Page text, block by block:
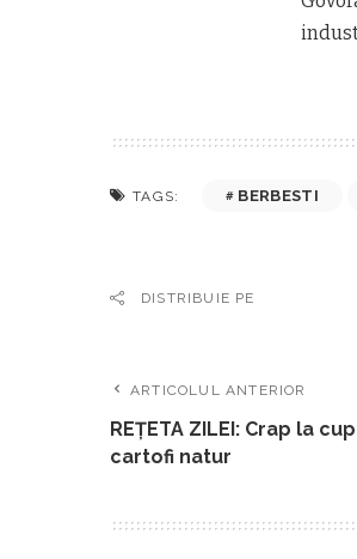
TAGS: BERBESTI
DISTRIBUIE PE
ARTICOLUL ANTERIOR
REŢETA ZILEI: Crap la
cartofi natur